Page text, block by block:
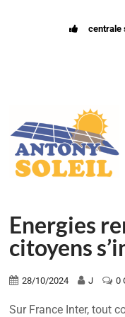
centrale
Energies
citoyens
28/10/2024 J 0
Sur France Inter, tout